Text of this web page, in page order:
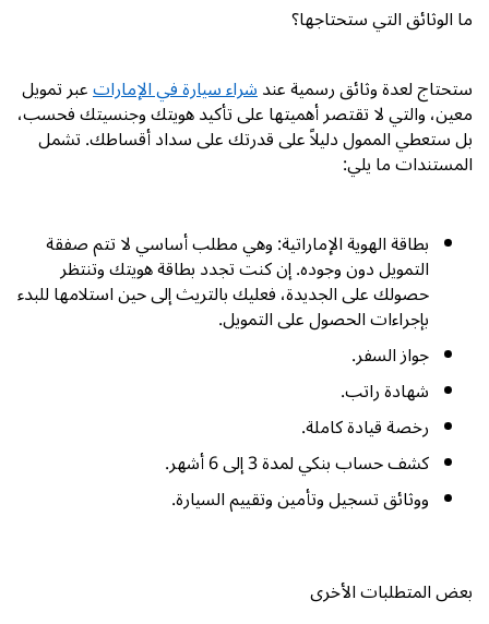
ما الوثائق التي ستحتاجها؟
ستحتاج لعدة وثائق رسمية عندشراء سيارة في الإماراتعبر تمويل
معين، والتي لا تقتصر أهميتها على تأكيد هويتك وجنسيتك فحسب،
بل ستعطي الممول دليلاً على قدرتك على سداد أقساطك. تشمل
المستندات ما يلي:
بطاقة الهوية الإماراتية: وهي مطلب أساسي لا تتم صفقة
التمويل دون وجوده. إن كنت تجدد بطاقة هويتك وتنتظر
حصولك على الجديدة، فعليك بالتريث إلى حين استلامها للبدء
بإجراءات الحصول على التمويل.
جواز السفر.
شهادة راتب.
رخصة قيادة كاملة.
كشف حساب بنكي لمدة3إلى6أشهر.
ووثائق تسجيلوتأمين وتقييم السيارة.
بعض المتطلبات الأخرى